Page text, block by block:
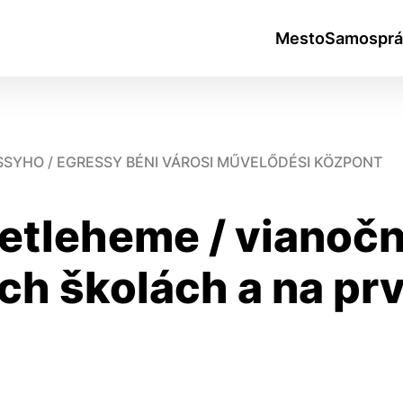
Mesto
/ EGRESSY BÉNI VÁROSI MŰVELŐDÉSI KÖZPONT
/
školách a na
ktorých webové stránky môžu ukladať informácie o
aby si webový prehliadač zapamätoval Vaše